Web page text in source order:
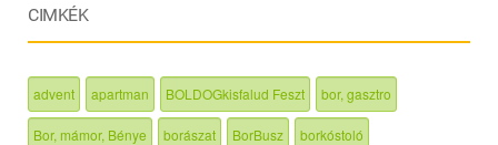
CIMKÉK
advent apartman BOLDOGkisfalud Feszt bor, gasztro
Bor, mámor, Bénye borászat BorBusz borkóstoló